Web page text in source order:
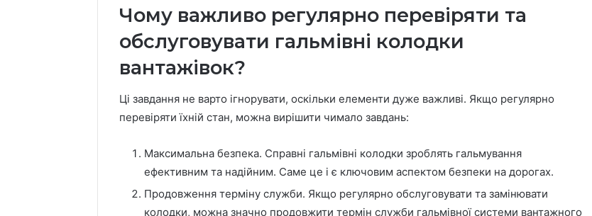
Чому важливо регулярно перевіряти та
обслуговувати гальмівні колодки
вантажівок?
Ці завдання не варто ігнорувати, оскільки елементи дуже важливі. Якщо регулярно
перевіряти їхній стан, можна вирішити чимало завдань:
Максимальна безпека. Справні гальмівні колодки зроблять гальмування
ефективним та надійним. Саме це і є ключовим аспектом безпеки на дорогах.
Продовження терміну служби. Якщо регулярно обслуговувати та замінювати
колодки, можна значно продовжити термін служби гальмівної системи вантажного